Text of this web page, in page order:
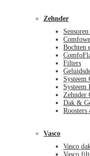
Zehnder
Bochten
Filters
Systeem
Systeem
Zehnder
Dak &
Vasco
Vasco
Vasco